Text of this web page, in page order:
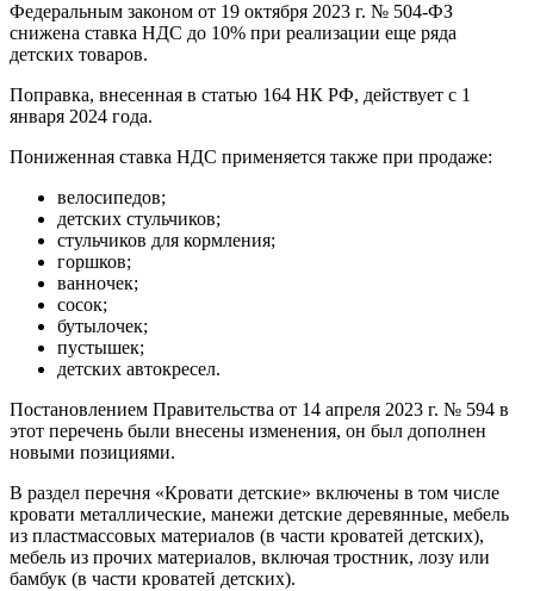
Федеральным законом от 19 октября 2023 г. № 504-ФЗ
снижена ставка НДС до 10% при реализации еще ряда
детских товаров.
Поправка, внесенная в статью 164 НК РФ, действует с 1
января 2024 года.
Пониженная ставка НДС применяется также при продаже:
велосипедов;
детских стульчиков;
стульчиков для кормления;
горшков;
ванночек;
сосок;
бутылочек;
пустышек;
детских автокресел.
Постановлением Правительства от 14 апреля 2023 г. № 594 в
этот перечень были внесены изменения, он был дополнен
новыми позициями.
В раздел перечня «Кровати детские» включены в том числе
кровати металлические, манежи детские деревянные, мебель
из пластмассовых материалов (в части кроватей детских),
мебель из прочих материалов, включая тростник, лозу или
бамбук (в части кроватей детских).